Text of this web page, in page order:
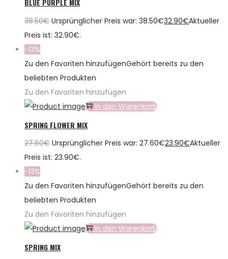
BLUE PURPLE MIX
38.50€ Ursprünglicher Preis war: 38.50€32.90€Aktueller
Preis ist: 32.90€.
-13%
Zu den Favoriten hinzufügenGehört bereits zu den
beliebten Produkten
Zu den Favoriten hinzufügen
In den Warenkorb
SPRING FLOWER MIX
27.60€ Ursprünglicher Preis war: 27.60€23.90€Aktueller
Preis ist: 23.90€.
-13%
Zu den Favoriten hinzufügenGehört bereits zu den
beliebten Produkten
Zu den Favoriten hinzufügen
In den Warenkorb
SPRING MIX